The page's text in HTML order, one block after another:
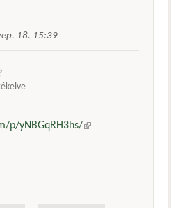
18. 15:39
p/yNBGqRH3hs/(külső